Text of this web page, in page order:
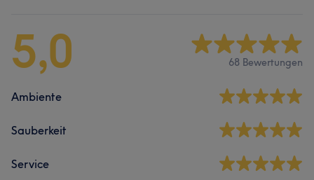
5,0 68 Bewertungen
Ambiente
Sauberkeit
Service